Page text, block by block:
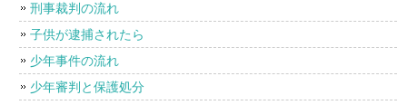
刑事裁判の流れ
子供が逮捕されたら
少年事件の流れ
少年審判と保護処分